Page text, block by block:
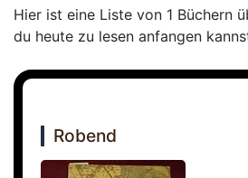
Hier ist eine Liste von 1 Büchern
du heute zu lesen anfangen
Robend